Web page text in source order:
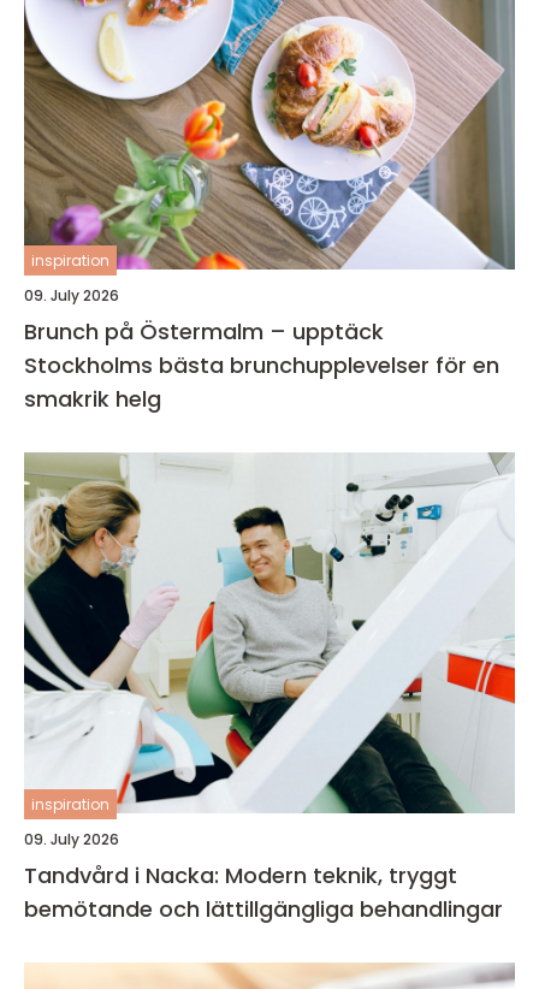
inspiration
09. July 2026
Brunch på Östermalm – upptäck
Stockholms bästa brunchupplevelser för en
smakrik helg
inspiration
09. July 2026
Tandvård i Nacka: Modern teknik, tryggt
bemötande och lättillgängliga behandlingar